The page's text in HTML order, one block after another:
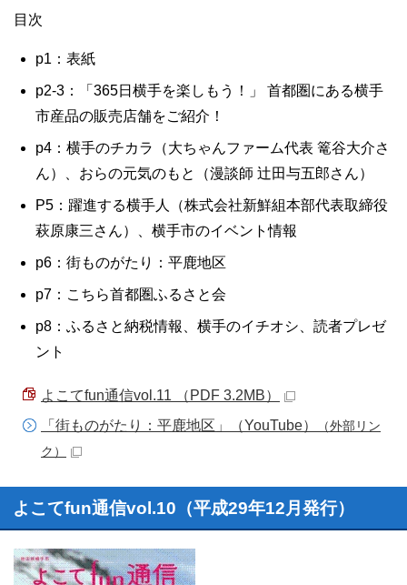
目次
p1：表紙
p2-3：「365日横手を楽しもう！」 首都圏にある横手
市産品の販売店舗をご紹介！
p4：横手のチカラ（大ちゃんファーム代表 篭谷大介さ
ん）、おらの元気のもと（漫談師 辻田与五郎さん）
P5：躍進する横手人（株式会社新鮮組本部代表取締役
萩原康三さん）、横手市のイベント情報
p6：街ものがたり：平鹿地区
p7：こちら首都圏ふるさと会
p8：ふるさと納税情報、横手のイチオシ、読者プレゼ
ント
よこてfun通信vol.11 （PDF 3.2MB）
「街ものがたり：平鹿地区」（YouTube）
（外部リン
ク）
よこてfun通信vol.10（平成29年12月発行）